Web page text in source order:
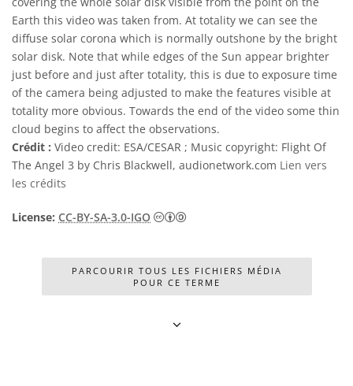
Earth this video was taken from. At totality we can see the
diffuse solar corona which is normally outshone by the bright
solar disk. Note that while edges of the Sun appear brighter
just before and just after totality, this is due to exposure time
of the camera being adjusted to make the features visible at
totality more obvious. Towards the end of the video some thin
cloud begins to affect the observations.
Crédit : Video credit: ESA/CESAR ; Music copyright: Flight Of
The Angel 3 by Chris Blackwell, audionetwork.com Lien vers
les crédits
License: CC-BY-SA-3.0-IGO Creative Commons (CC)
PARCOURIR TOUS LES FICHIERS MÉDIA
POUR CE TERME